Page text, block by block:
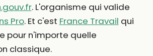
. L'organisme qui valide
Pro. Et c'est France Travail qui
pour n'importe quelle
classique.